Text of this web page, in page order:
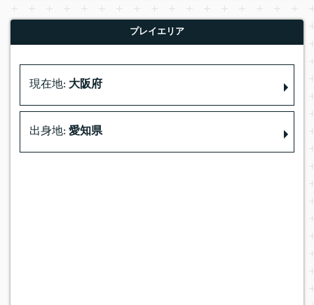
プレイエリア
現在地: 大阪府
出身地: 愛知県